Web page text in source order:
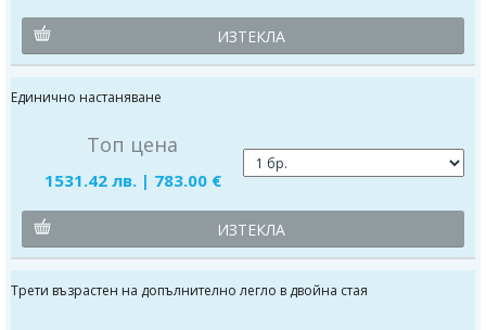
ИЗТЕКЛА
Единично настаняване
Топ цена
1531.42 лв. | 783.00 €
ИЗТЕКЛА
Трети възрастен на допълнително легло в двойна стая